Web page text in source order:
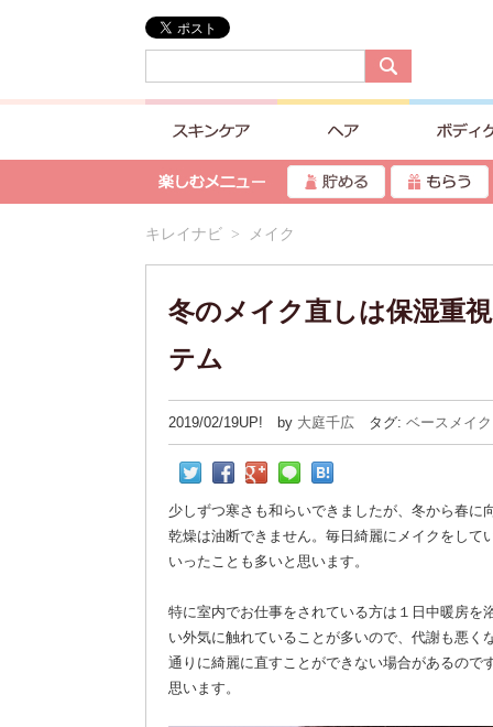
キレイナビ > メイク
冬のメイク直しは保湿重
テム
2019/02/19UP! by 大庭千広 タグ: ベースメイク
少しずつ寒さも和らいできましたが、冬から春
乾燥は油断できません。毎日綺麗にメイクをし
いったことも多いと思います。
特に室内でお仕事をされている方は１日中暖房
い外気に触れていることが多いので、代謝も悪
通りに綺麗に直すことができない場合があるの
思います。